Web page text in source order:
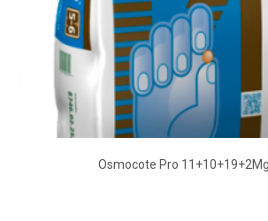
Osmocote Pro